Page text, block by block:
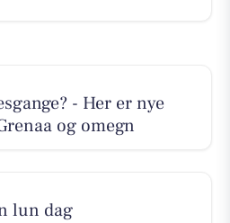
- Her er nye
og omegn
lun dag